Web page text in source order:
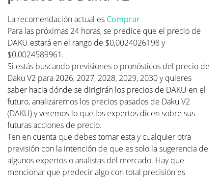
La recomendación actual es Comprar
Para las próximas 24 horas, se predice que el precio de
DAKU estará en el rango de $0,0024026198 y
$0,0024589961.
Si estás buscando previsiones o pronósticos del precio de
Daku V2 para 2026, 2027, 2028, 2029, 2030 y quieres
saber hacia dónde se dirigirán los precios de DAKU en el
futuro, analizaremos los precios pasados de Daku V2
(DAKU) y veremos lo que los expertos dicen sobre sus
futuras acciones de precio.
Ten en cuenta que debes tomar esta y cualquier otra
previsión con la intención de que es solo la sugerencia de
algunos expertos o analistas del mercado. Hay que
mencionar que predecir algo con total precisión es